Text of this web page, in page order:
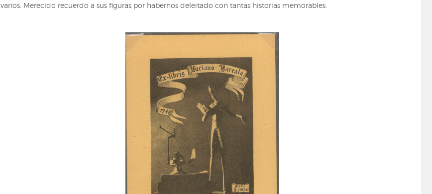
varios. Merecido recuerdo a sus figuras por habernos deleitado con tantas historias memorables.